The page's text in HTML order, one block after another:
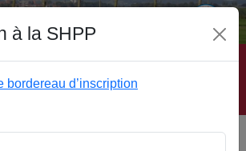
| Auteurs | Editeurs | Rubriques |
| Mots-Clefs | Contact
à la SHPP
bordereau d’inscription